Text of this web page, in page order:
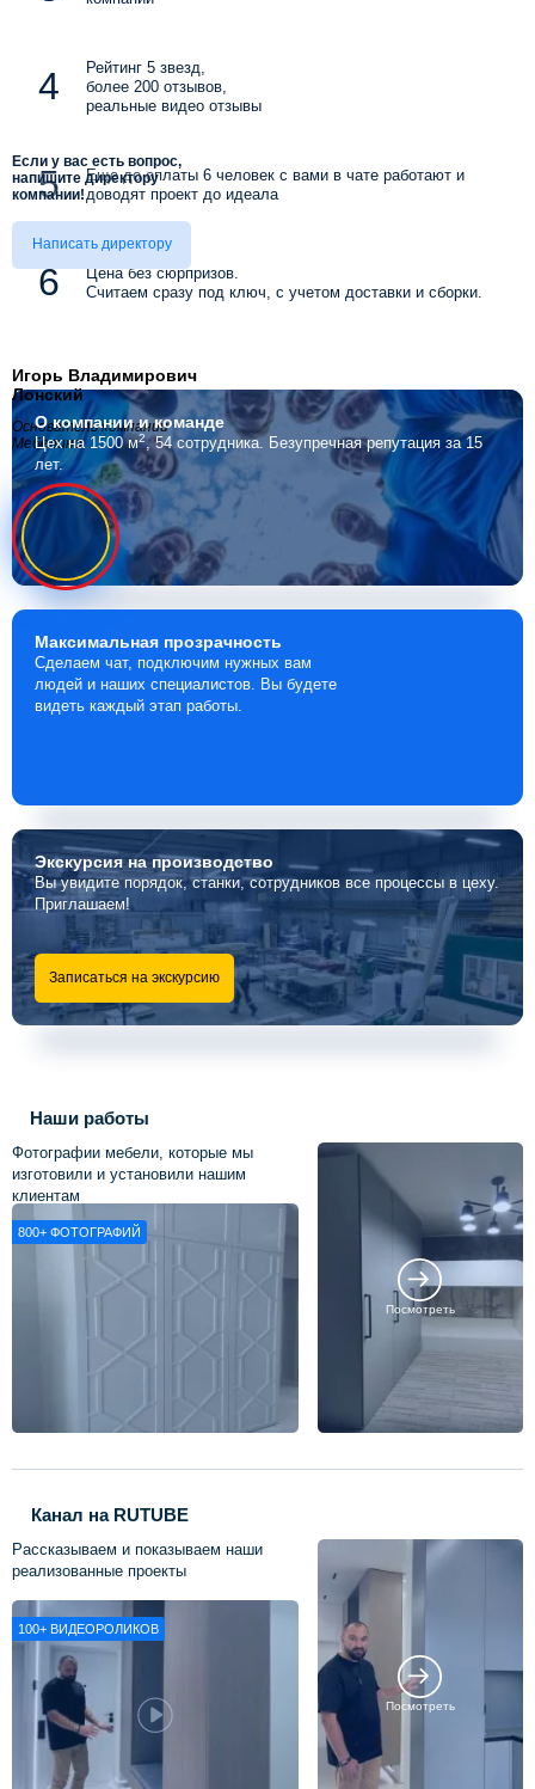
Рейтинг 5 звезд,
более 200 отзывов,
реальные видео отзывы
Еще до оплаты 6 человек с вами в чате работают и
доводят проект до идеала
Цена без сюрпризов.
Считаем сразу под ключ, с учетом доставки и сборки.
Если у вас есть вопрос,
напишите директору
компании!
Написать директору
Игорь Владимирович
Лонский
Основатель компании
Мебелино
О компаниии команде
Цех на 1500 м2, 54 сотрудника. Безупречная репутация за 15
лет.
Максимальная прозрачность
Сделаем чат, подключим нужных вам
людей и наших специалистов. Вы будете
видеть каждый этап работы.
Экскурсияна производство
Вы увидите порядок, станки, сотрудников все процессы в цеху.
Приглашаем!
Записаться на экскурсию
Наши работы
Фотографии мебели, которые мы
изготовили и установили нашим
клиентам
800+ ФОТОГРАФИЙ
Посмотреть
Канал на RUTUBE
Рассказываем и показываем наши
реализованные проекты
100+ ВИДЕОРОЛИКОВ
Посмотреть